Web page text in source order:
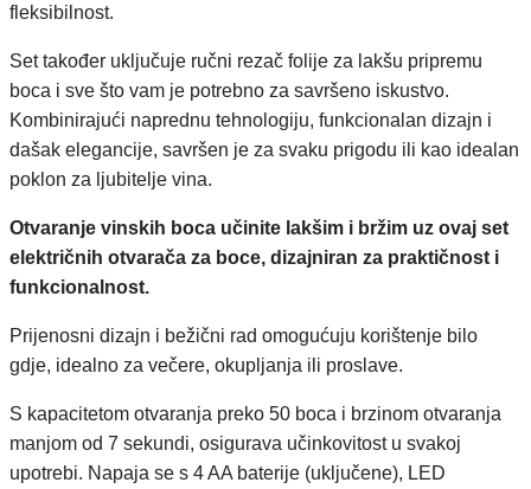
fleksibilnost.
Set također uključuje ručni rezač folije za lakšu pripremu
boca i sve što vam je potrebno za savršeno iskustvo.
Kombinirajući naprednu tehnologiju, funkcionalan dizajn i
dašak elegancije, savršen je za svaku prigodu ili kao idealan
poklon za ljubitelje vina.
Otvaranje vinskih boca učinite lakšim i bržim uz ovaj set
električnih otvarača za boce, dizajniran za praktičnost i
funkcionalnost.
Prijenosni dizajn i bežični rad omogućuju korištenje bilo
gdje, idealno za večere, okupljanja ili proslave.
S kapacitetom otvaranja preko 50 boca i brzinom otvaranja
manjom od 7 sekundi, osigurava učinkovitost u svakoj
upotrebi. Napaja se s 4 AA baterije (uključene), LED